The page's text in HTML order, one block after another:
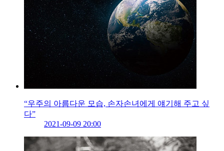
“우주의 아름다운 모습, 손자손녀에게 얘기해 주고 싶
다”
2021-09-09 20:00